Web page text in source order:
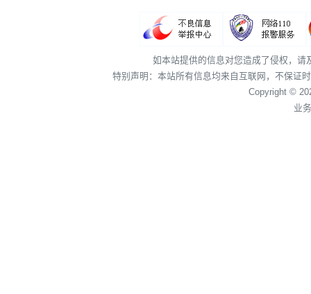
如本站提供的信息对您造成了侵权，
特别声明：本站所有信息均来自互联网，不保证
Copyright ©
业